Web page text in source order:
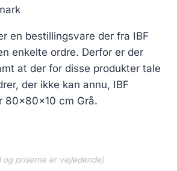
en bestillingsvare der fra IBF
enkelte ordre. Derfor er der
at der for disse produkter tale
der ikke kan annu, IBF
80x80x10 cm Grå.
og priserne er vejledende)